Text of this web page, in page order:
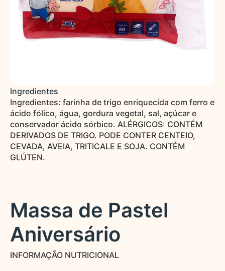
Ingredientes
Ingredientes: farinha de trigo enriquecida com ferro e
ácido fólico, água, gordura vegetal, sal, açúcar e
conservador ácido sórbico. ALÉRGICOS: CONTÉM
DERIVADOS DE TRIGO. PODE CONTER CENTEIO,
CEVADA, AVEIA, TRITICALE E SOJA. CONTÉM
GLÚTEN.
Massa de Pastel
Aniversário
INFORMAÇÃO NUTRICIONAL